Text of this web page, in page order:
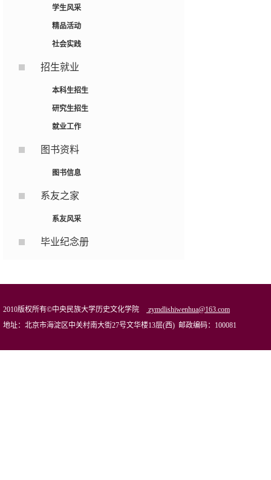
学生风采
精品活动
社会实践
招生就业
本科生招生
研究生招生
就业工作
图书资料
图书信息
系友之家
系友风采
毕业纪念册
2010版权所有©中央民族大学历史文化学院
zymdlishiwenhua@163.com
地址：北京市海淀区中关村南大街27号文华楼13层(西) 邮政编码：100081